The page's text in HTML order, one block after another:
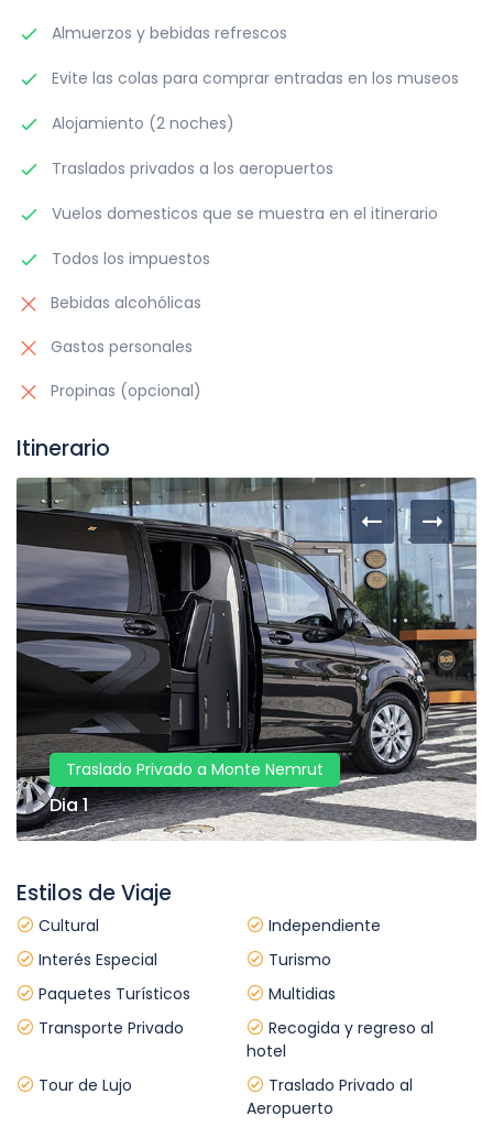
Almuerzos y bebidas refrescos
Evite las colas para comprar entradas en los museos
Alojamiento (2 noches)
Traslados privados a los aeropuertos
Vuelos domesticos que se muestra en el itinerario
Todos los impuestos
Bebidas alcohólicas
Gastos personales
Propinas (opcional)
Itinerario
Traslado Privado a Monte Nemrut
Dia 1
Estilos de Viaje
Cultural
Independiente
Interés Especial
Turismo
Paquetes Turísticos
Multidias
Transporte Privado
Recogida y regreso al
hotel
Tour de Lujo
Traslado Privado al
Aeropuerto